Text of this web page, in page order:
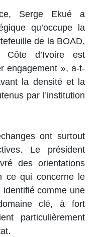
Serge Ekué a
qu’occupe la
de la BOAD.
d’Ivoire est
engagement », a-t-
la densité et la
par l’institution
ont surtout
Le président
des orientations
ce qui concerne le
identifié comme une
clé, à fort
particulièrement